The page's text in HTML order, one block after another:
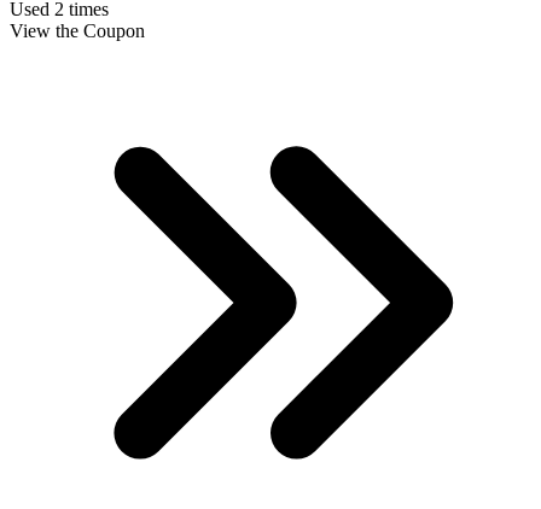
Used 2 times
View the Coupon